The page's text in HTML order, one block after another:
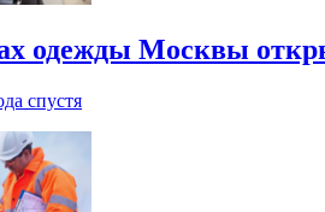
одежды Москвы
спустя